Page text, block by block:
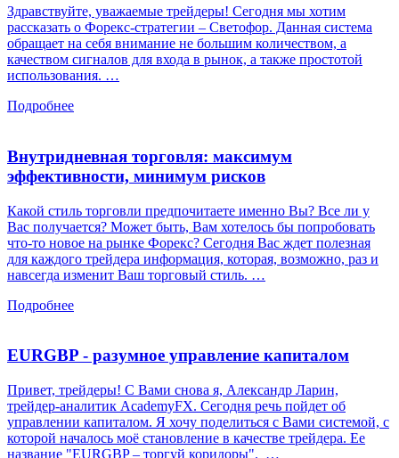
Здравствуйте, уважаемые трейдеры! Сегодня мы хотим
рассказать о Форекс-стратегии – Светофор. Данная система
обращает на себя внимание не большим количеством, а
качеством сигналов для входа в рынок, а также простотой
использования. …
Подробнее
Внутридневная торговля: максимум
эффективности, минимум рисков
Какой стиль торговли предпочитаете именно Вы? Все ли у
Вас получается? Может быть, Вам хотелось бы попробовать
что-то новое на рынке Форекс? Сегодня Вас ждет полезная
для каждого трейдера информация, которая, возможно, раз и
навсегда изменит Ваш торговый стиль. …
Подробнее
EURGBP - разумное управление капиталом
Привет, трейдеры! С Вами снова я, Александр Ларин,
трейдер-аналитик AcademyFX. Сегодня речь пойдет об
управлении капиталом. Я хочу поделиться с Вами системой, с
которой началось моё становление в качестве трейдера. Ее
название "EURGBP – торгуй коридоры". …